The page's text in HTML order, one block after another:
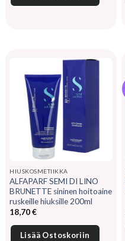
HIUSKOSMETIIKKA
ALFAPARF SEMI DI LINO
BRUNETTE sininen hoitoaine
ruskeille hiuksille 200ml
18,70€
Lisää Ostoskoriin